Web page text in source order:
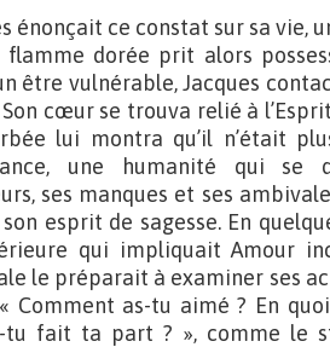
énonçait ce constat sur sa vie,
flamme dorée prit alors
être vulnérable, Jacques
Son cœur se trouva relié à
lui montra qu’il n’était
une humanité qui
ses manques et ses
esprit de sagesse. En
qui impliquait Amour
le préparait à examiner ses
Comment as-tu aimé ? En
tu fait ta part ? », comme le